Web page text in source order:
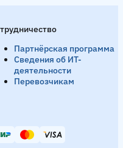
Партнёрская программа
Сведения об ИТ-
деятельности
Перевозчикам